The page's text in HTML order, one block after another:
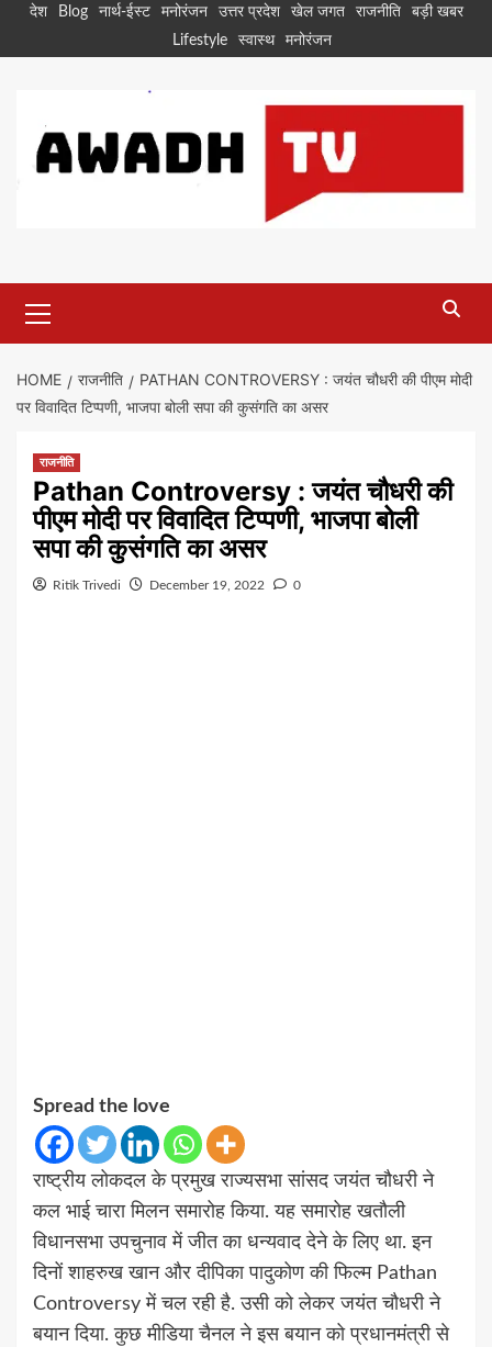
Skipदेश Blog नार्थ-ईस्ट मनोरंजन उत्तर प्रदेश खेल जगत राजनीति
बड़ी खबर
Lifestyle
स्वास्थ मनोरंजन
Menu
HOME राजनीति
PATHAN CONTROVERSY : जयंत चौधरी की पीएम मोदी
पर विवादित टिप्पणी, भाजपा बोली सपा की कुसंगति का असर
राजनीति
Pathan Controversy : जयंत चौधरी की
पीएम मोदी पर विवादित टिप्पणी, भाजपा बोली
सपा की कुसंगति का असर
Ritik Trivedi December 19, 2022 0
Spread the love
राष्ट्रीय लोकदल के प्रमुख राज्यसभा सांसद जयंत चौधरी ने
कल भाई चारा मिलन समारोह किया. यह समारोह खतौली
विधानसभा उपचुनाव में जीत का धन्यवाद देने के लिए था. इन
दिनों शाहरुख खान और दीपिका पादुकोण की फिल्म Pathan
Controversy में चल रही है. उसी को लेकर जयंत चौधरी ने
बयान दिया. कुछ मीडिया चैनल ने इस बयान को प्रधानमंत्री से